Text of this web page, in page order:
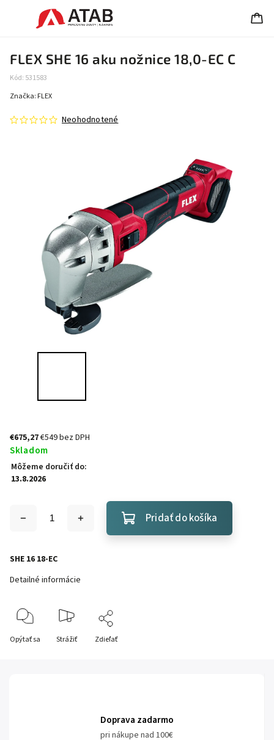
FLEX SHE 16 aku nožnice 18,0-EC C
Kód: 531583
Neohodnotené
Značka: FLEX
€675,27€549 bez DPH
Skladom
Môžeme doručiť do:
13.8.2026
Pridať do košíka
SHE 16 18-EC
Detailné informácie
Opýtať sa Strážiť Zdieľať
Doprava zadarmo
pri nákupe nad 100€